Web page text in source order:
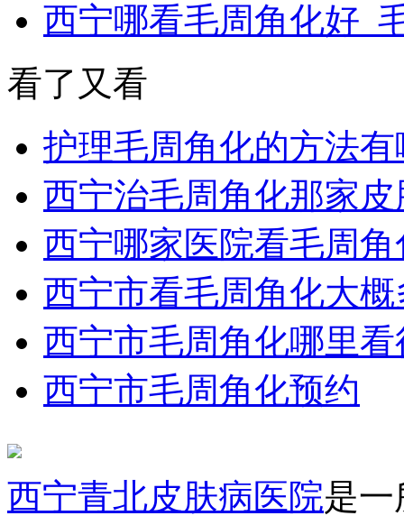
西宁哪看毛周角化好_
看了又看
护理毛周角化的方法有
西宁治毛周角化那家
西宁哪家医院看毛周
西宁市看毛周角化大
西宁市毛周角化哪里看
西宁市毛周角化预约
西宁青北皮肤病医院是